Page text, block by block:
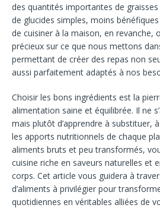
des quantités importantes de
de glucides simples, moins
de cuisiner à la maison, en revanche,
précieux sur ce que nous mettons
permettant de créer des repas non
aussi parfaitement adaptés à nos
Choisir les bons ingrédients est la
alimentation saine et équilibrée. Il ne
mais plutôt d’apprendre à substituer,
les apports nutritionnels de chaque
aliments bruts et peu transformés,
cuisine riche en saveurs naturelles et
corps. Cet article vous guidera à
d’aliments à privilégier pour
quotidiennes en véritables alliées de